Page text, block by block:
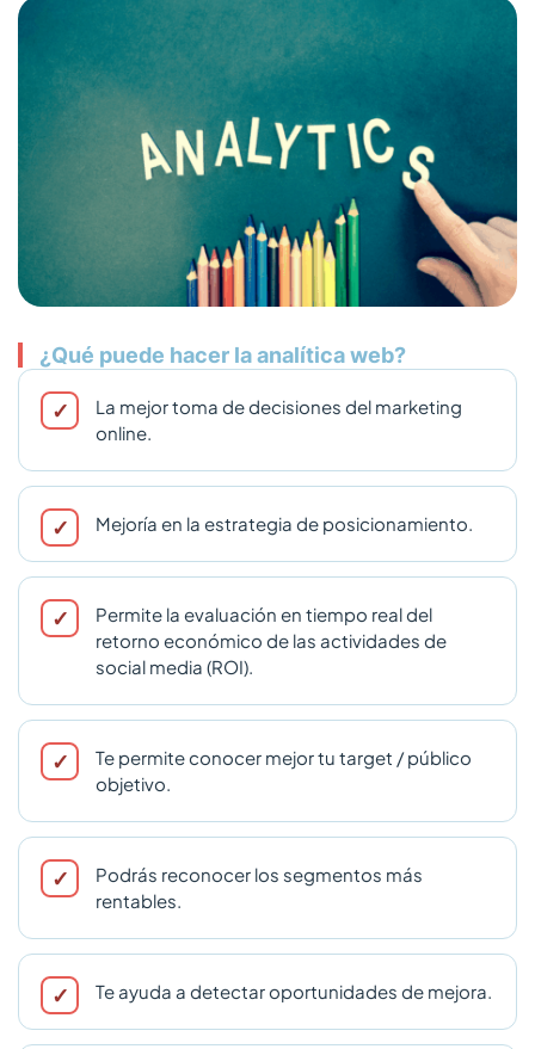
¿Qué puede hacer la analítica web?
La mejor toma de decisiones del marketing
online.
Mejoría en la estrategia de posicionamiento.
Permite la evaluación en tiempo real del
retorno económico de las actividades de
social media (ROI).
Te permite conocer mejor tu target / público
objetivo.
Podrás reconocer los segmentos más
rentables.
Te ayuda a detectar oportunidades de mejora.